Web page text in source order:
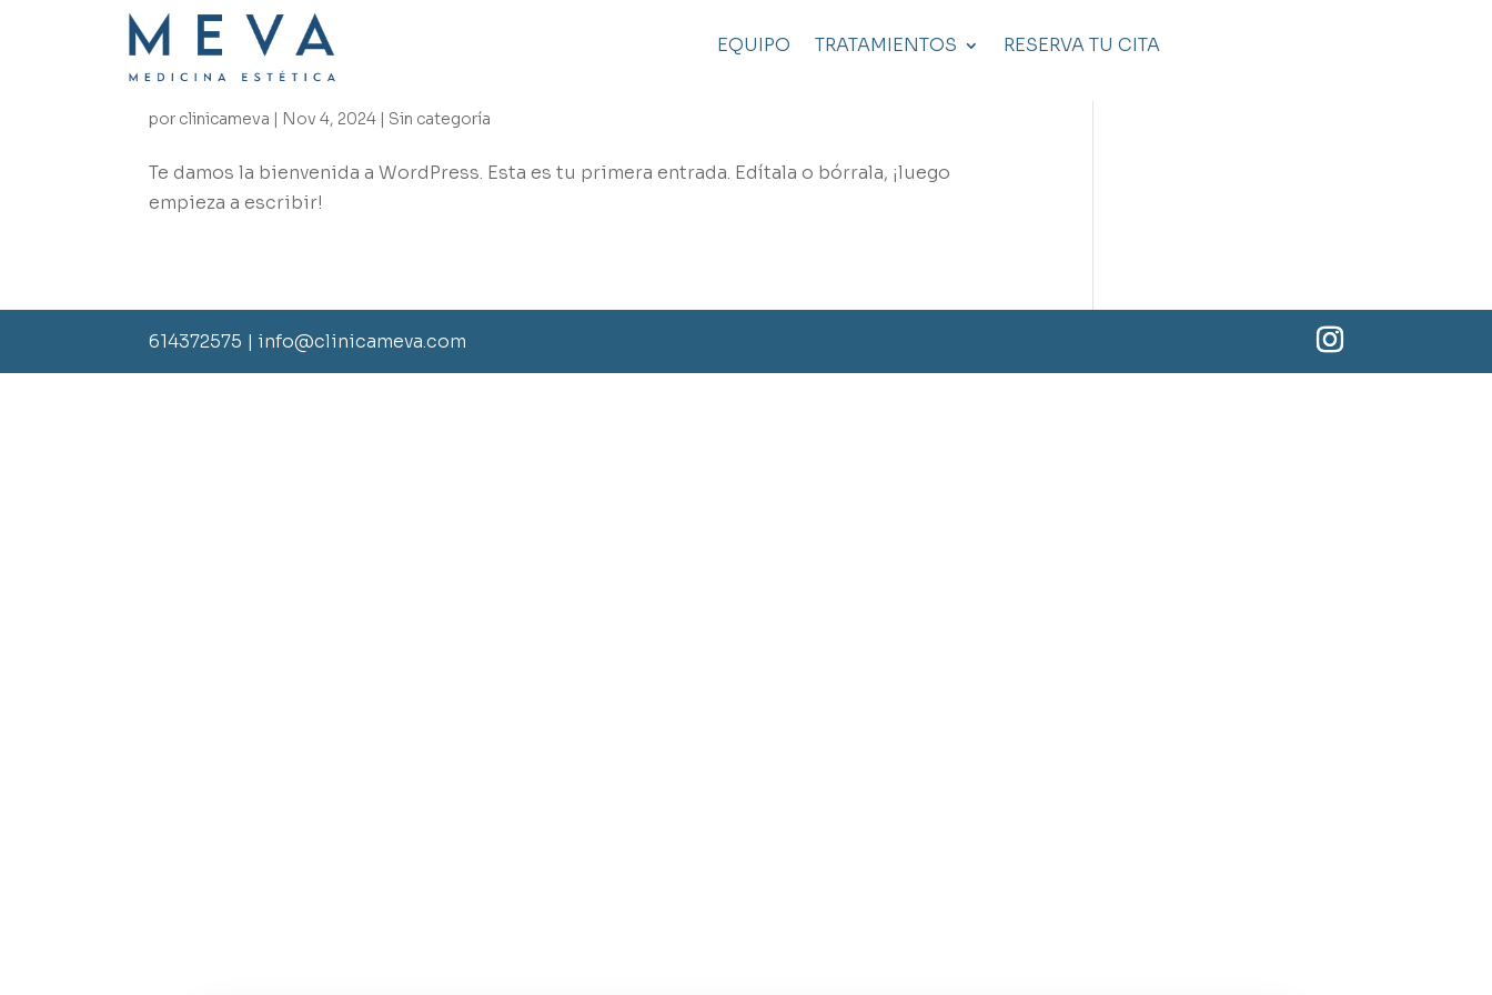
EQUIPO TRATAMIENTOS RESERVA TU CITA
¡Hola, mundo!
por clinicameva | Nov 4, 2024 | Sin categoría
Te damos la bienvenida a WordPress. Esta es tu primera entrada. Edítala o bórrala, ¡luego
empieza a escribir!
614372575 | info@clinicameva.com